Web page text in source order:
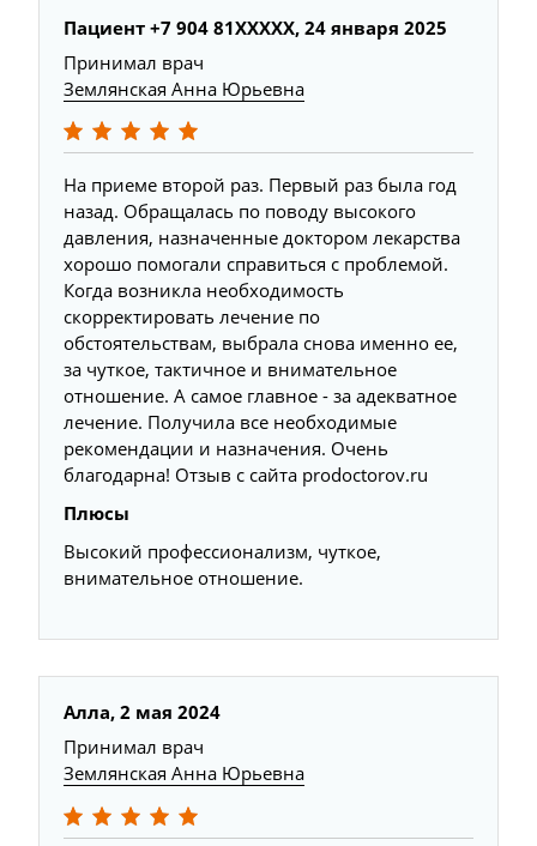
Пациент +7 904 81XXXXX, 24 января 2025
Принимал врач
Землянская Анна Юрьевна
На приеме второй раз. Первый раз была год
назад. Обращалась по поводу высокого
давления, назначенные доктором лекарства
хорошо помогали справиться с проблемой.
Когда возникла необходимость
скорректировать лечение по
обстоятельствам, выбрала снова именно ее,
за чуткое, тактичное и внимательное
отношение. А самое главное - за адекватное
лечение. Получила все необходимые
рекомендации и назначения. Очень
благодарна! Отзыв с сайта prodoctorov.ru
Плюсы
Высокий профессионализм, чуткое,
внимательное отношение.
Алла, 2 мая 2024
Принимал врач
Землянская Анна Юрьевна